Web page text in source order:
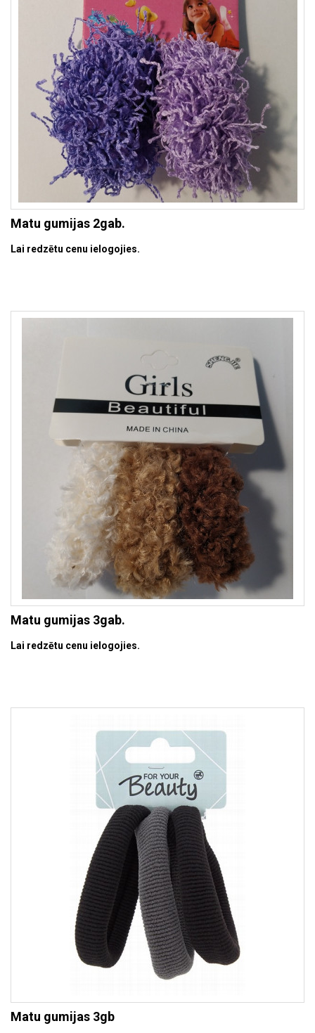
Matu gumijas 2gab.
Lai redzētu cenu ielogojies.
Matu gumijas 3gab.
Lai redzētu cenu ielogojies.
Matu gumijas 3gb